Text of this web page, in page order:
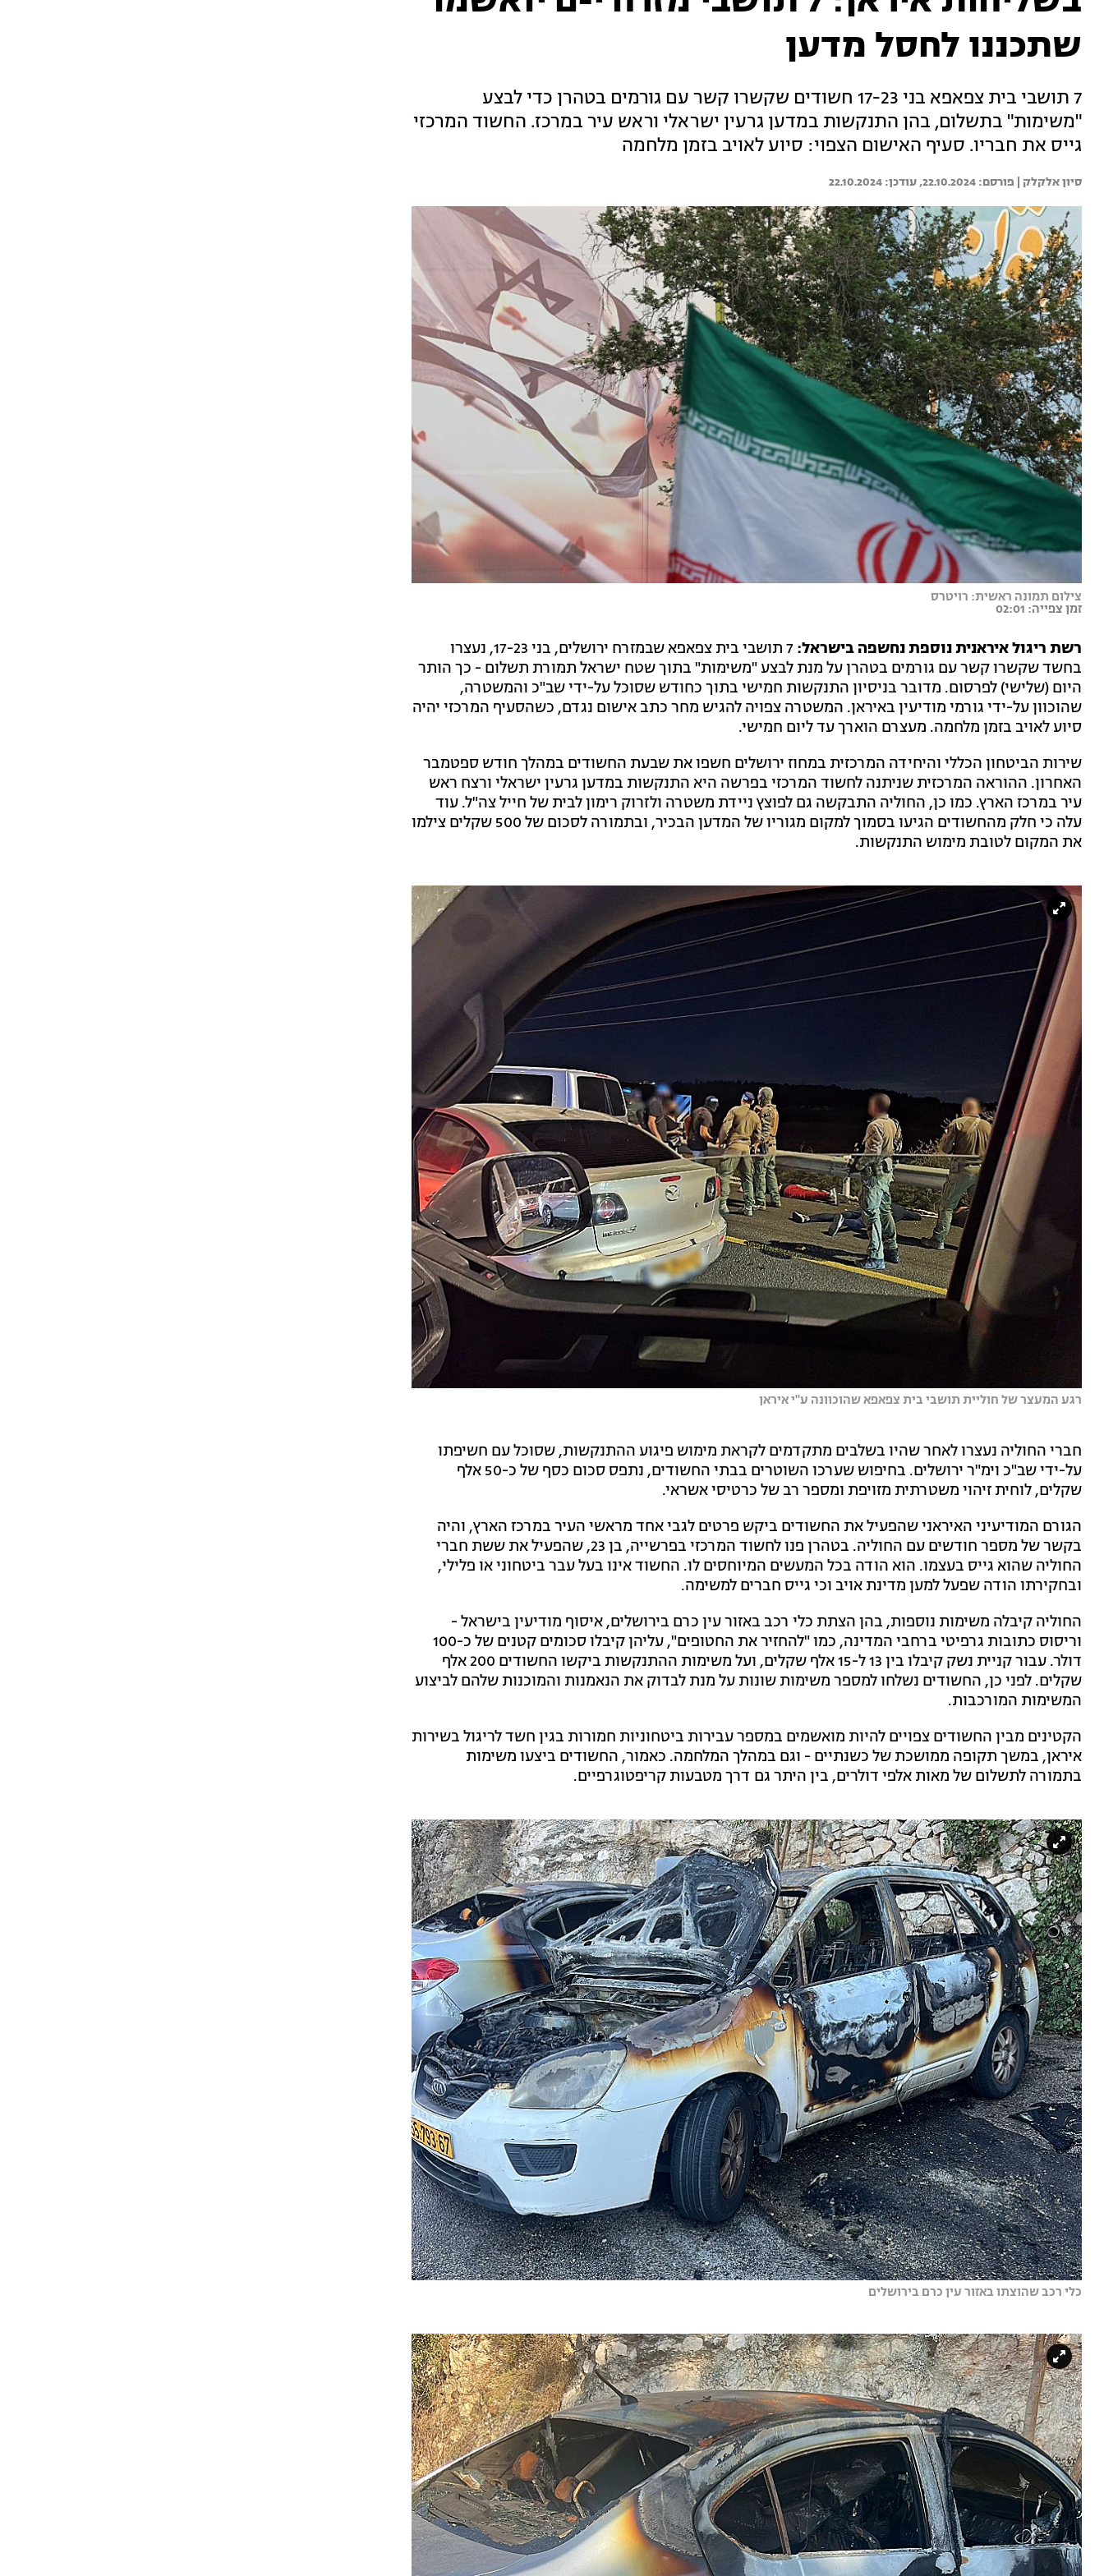
שתכננו לחסל מדען
7 תושבי בית צפאפא בני 17-23 חשודים שקשרו קשר עם גורמים בטהרן כדי לבצע
"משימות" בתשלום, בהן התנקשות במדען גרעין ישראלי וראש עיר במרכז. החשוד המרכזי
גייס את חבריו. סעיף האישום הצפוי: סיוע לאויב בזמן מלחמה
סיון אלקלק | 22.10.2024
22.10.2024
צילום תמונה ראשית: רויטרס
זמן צפייה: 02:01
רשת ריגול איראנית נוספת נחשפה בישראל:
7 תושבי בית צפאפא שבמזרח ירושלים, בני 17-23, נעצרו
בחשד שקשרו קשר עם גורמים בטהרן על מנת לבצע "משימות" בתוך שטח ישראל תמורת תשלום - כך הותר
היום (שלישי) לפרסום. מדובר בניסיון התנקשות חמישי בתוך כחודש שסוכל על-ידי שב"כ והמשטרה,
שהוכוון על-ידי גורמי מודיעין באיראן. המשטרה צפויה להגיש מחר כתב אישום נגדם, כשהסעיף המרכזי יהיה
סיוע לאויב בזמן מלחמה. מעצרם הוארך עד ליום חמישי.
שירות הביטחון הכללי והיחידה המרכזית במחוז ירושלים חשפו את שבעת החשודים במהלך חודש ספטמבר
האחרון. ההוראה המרכזית שניתנה לחשוד המרכזי בפרשה היא התנקשות במדען גרעין ישראלי ורצח ראש
עיר במרכז הארץ. כמו כן, החוליה התבקשה גם לפוצץ ניידת משטרה ולזרוק רימון לבית של חייל צה"ל. עוד
עלה כי חלק מהחשודים הגיעו בסמוך למקום מגוריו של המדען הבכיר, ובתמורה לסכום של 500 שקלים צילמו
את המקום לטובת מימוש התנקשות.
רגע המעצר של חוליית תושבי בית צפאפא שהוכוונה ע"י איראן
חברי החוליה נעצרו לאחר שהיו בשלבים מתקדמים לקראת מימוש פיגוע ההתנקשות, שסוכל עם חשיפתו
על-ידי שב"כ וימ"ר ירושלים. בחיפוש שערכו השוטרים בבתי החשודים, נתפס סכום כסף של כ-50 אלף
שקלים, לוחית זיהוי משטרתית מזויפת ומספר רב של כרטיסי אשראי.
הגורם המודיעיני האיראני שהפעיל את החשודים ביקש פרטים לגבי אחד מראשי העיר במרכז הארץ, והיה
בקשר של מספר חודשים עם החוליה. בטהרן פנו לחשוד המרכזי בפרשייה, בן 23, שהפעיל את ששת חברי
החוליה שהוא גייס בעצמו. הוא הודה בכל המעשים המיוחסים לו. החשוד אינו בעל עבר ביטחוני או פלילי,
ובחקירתו הודה שפעל למען מדינת אויב וכי גייס חברים למשימה.
החוליה קיבלה משימות נוספות, בהן הצתת כלי רכב באזור עין כרם בירושלים, איסוף מודיעין בישראל -
וריסוס כתובות גרפיטי ברחבי המדינה, כמו "להחזיר את החטופים", עליהן קיבלו סכומים קטנים של כ-100
דולר. עבור קניית נשק קיבלו בין 13 ל-15 אלף שקלים, ועל משימות ההתנקשות ביקשו החשודים 200 אלף
שקלים. לפני כן, החשודים נשלחו למספר משימות שונות על מנת לבדוק את הנאמנות והמוכנות שלהם לביצוע
המשימות המורכבות.
הקטינים מבין החשודים צפויים להיות מואשמים במספר עבירות ביטחוניות חמורות בגין חשד לריגול בשירות
איראן, במשך תקופה ממושכת של כשנתיים - וגם במהלך המלחמה. כאמור, החשודים ביצעו משימות
בתמורה לתשלום של מאות אלפי דולרים, בין היתר גם דרך מטבעות קריפטוגרפיים.
כלי רכב שהוצתו באזור עין כרם בירושלים